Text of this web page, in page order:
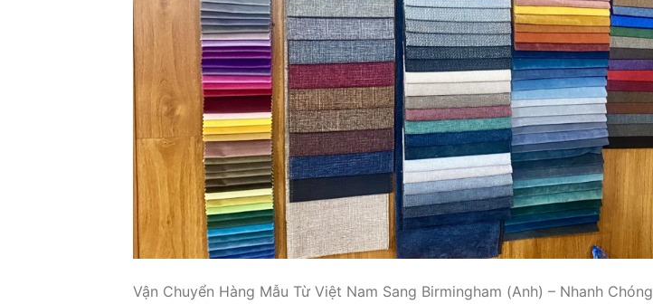
Vận Chuyển Hàng Mẫu Từ Việt Nam Sang Birmingham (Anh) – Nhanh